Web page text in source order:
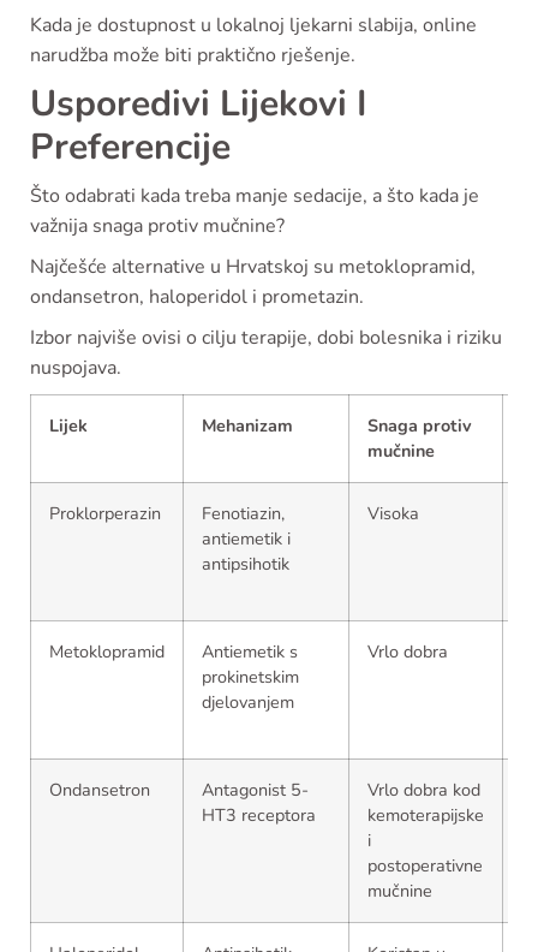
Kada je dostupnost u lokalnoj ljekarni slabija, online
narudžba može biti praktično rješenje.
Usporedivi Lijekovi I
Preferencije
Što odabrati kada treba manje sedacije, a što kada je
važnija snaga protiv mučnine?
Najčešće alternative u Hrvatskoj su metoklopramid,
ondansetron, haloperidol i prometazin.
Izbor najviše ovisi o cilju terapije, dobi bolesnika i riziku
nuspojava.
Lijek Mehanizam
Snaga protiv
mučnine
Proklorperazin
Fenotiazin,
antiemetik i
antipsihotik
Visoka
Metoklopramid
Antiemetik s
prokinetskim
djelovanjem
Vrlo dobra
Ondansetron
Antagonist 5-
HT3 receptora
Vrlo dobra kod
kemoterapijske
i
postoperativne
mučnine